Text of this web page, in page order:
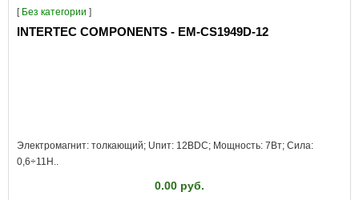
[ Без категории ]
INTERTEC COMPONENTS - EM-CS1949D-12
Электромагнит: толкающий; Uпит: 12ВDC; Мощность: 7Вт; Сила:
0,6÷11Н..
0.00 руб.